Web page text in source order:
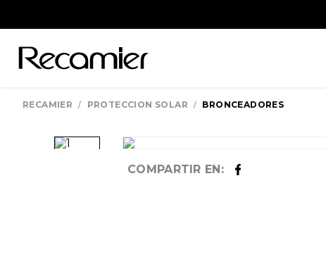
PROTECCION SOLAR BRONCEADORES
COMPARTIR EN: